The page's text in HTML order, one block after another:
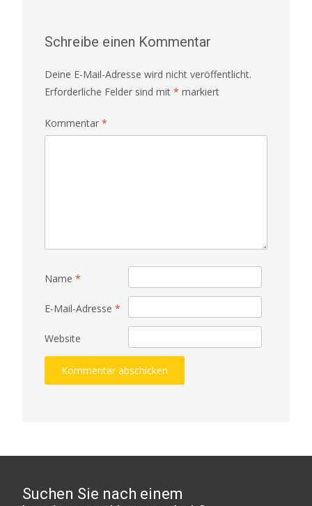
Schreibe einen Kommentar
Deine E-Mail-Adresse wird nicht veröffentlicht.
Erforderliche Felder sind mit * markiert
Kommentar *
Name *
E-Mail-Adresse *
Website
Suchen Sie nach einem